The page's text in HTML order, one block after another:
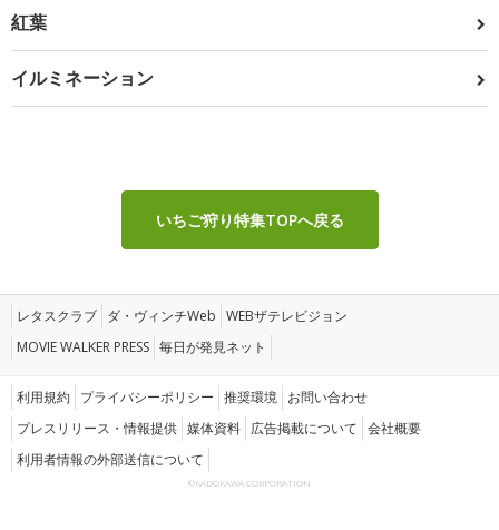
紅葉
イルミネーション
いちご狩り特集TOPへ戻る
レタスクラブ ダ・ヴィンチWeb WEBザテレビジョン
MOVIE WALKER PRESS 毎日が発見ネット
利用規約 プライバシーポリシー 推奨環境 お問い合わせ
プレスリリース・情報提供 媒体資料 広告掲載について 会社概要
利用者情報の外部送信について
©KADOKAWA CORPORATION